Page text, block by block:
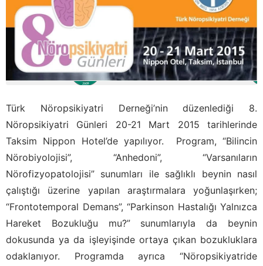
Türk Nöropsikiyatri Derneği’nin düzenlediği 8.
Nöropsikiyatri Günleri 20-21 Mart 2015 tarihlerinde
Taksim Nippon Hotel’de yapılıyor. Program, “Bilincin
Nörobiyolojisi”, “Anhedoni”, “Varsanıların
Nörofizyopatolojisi” sunumları ile sağlıklı beynin nasıl
çalıştığı üzerine yapılan araştırmalara yoğunlaşırken;
“Frontotemporal Demans”, “Parkinson Hastalığı Yalnızca
Hareket Bozukluğu mu?” sunumlarıyla da beynin
dokusunda ya da işleyişinde ortaya çıkan bozukluklara
odaklanıyor. Programda ayrıca “Nöropsikiyatride